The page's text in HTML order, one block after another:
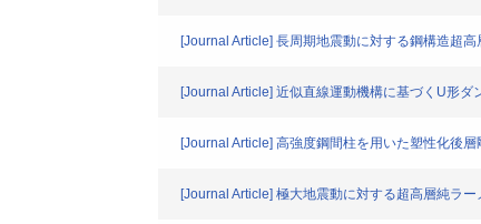
[Journal Article] 長周期地震動に対する鋼構造超高
[Journal Article] 近似直線運動機構に基づくU形ダ
[Journal Article] 高強度鋼間柱を用いた塑性化後
[Journal Article] 極大地震動に対する超高層純ラ